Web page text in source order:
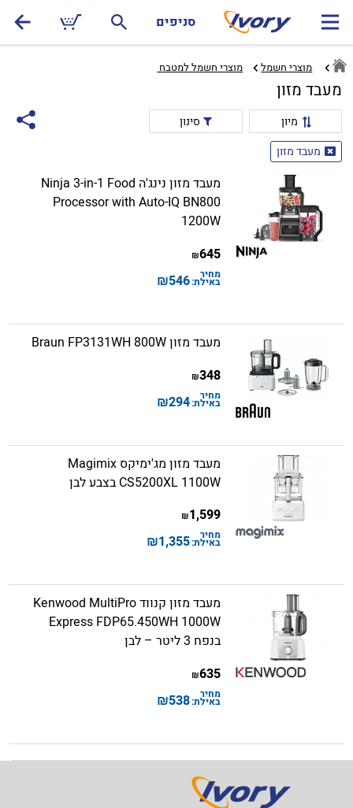
סניפים
מוצרי חשמל מוצרי חשמל למטבח ‏
מעבד מזון
מיון
סינון
מעבד מזון
מעבד מזון נינג'ה Ninja 3-in-1 Food
Processor with Auto-IQ BN800
1200W
645
₪
מחיר
באילת:546
₪
מעבד מזון Braun FP3131WH 800W
348
₪
מחיר
באילת:294
₪
מעבד מזון מג'ימיקס Magimix
CS5200XL 1100W בצבע לבן
1,599
₪
מחיר
באילת:1,355
₪
מעבד מזון קנווד Kenwood MultiPro
Express FDP65.450WH 1000W
בנפח 3 ליטר – לבן
635
₪
מחיר
באילת:538
₪